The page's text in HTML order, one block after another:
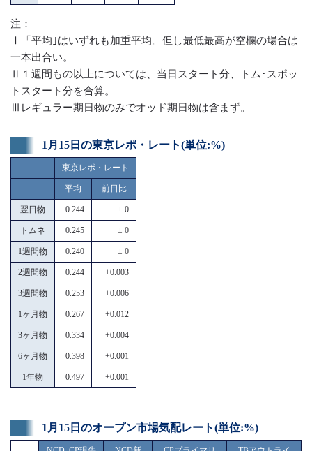
注：
Ⅰ「平均｣はいずれも加重平均。但し最低最高が空欄の場合は
一本出合い。
Ⅱ１週間もの以上については、当日スタート分、トム･スポッ
トスタート分を合算。
Ⅲレギュラー期日物のみでオッド期日物は含まず。
1月15日の東京レポ・レート(単位:%)
東京レポ・レート
平均 前日比
翌日物 0.244 ± 0
トムネ 0.245 ± 0
1週間物 0.240 ± 0
2週間物 0.244 +0.003
3週間物 0.253 +0.006
1ヶ月物 0.267 +0.012
3ヶ月物 0.334 +0.004
6ヶ月物 0.398 +0.001
1年物 0.497 +0.001
1月15日のオープン市場気配レート(単位:%)